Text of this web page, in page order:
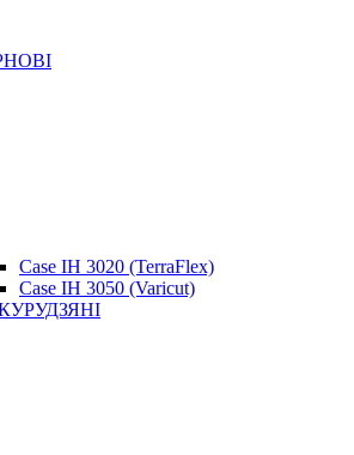
Case IH 3020 (TerraFlex)
Case IH 3050 (Varicut)